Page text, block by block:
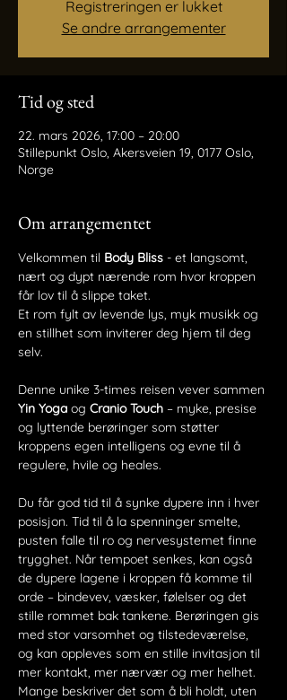
Registreringen er lukket
Se andre arrangementer
Tid og sted
22. mars 2026, 17:00 – 20:00
Stillepunkt Oslo, Akersveien 19, 0177 Oslo,
Norge
Om arrangementet
Velkommen til Body Bliss - et langsomt,
nært og dypt nærende rom hvor kroppen
får lov til å slippe taket.
Et rom fylt av levende lys, myk musikk og
en stillhet som inviterer deg hjem til deg
selv.
Denne unike 3-times reisen vever sammen
Yin Yoga og Cranio Touch – myke, presise
og lyttende berøringer som støtter
kroppens egen intelligens og evne til å
regulere, hvile og heales.
Du får god tid til å synke dypere inn i hver
posisjon. Tid til å la spenninger smelte,
pusten falle til ro og nervesystemet finne
trygghet. Når tempoet senkes, kan også
de dypere lagene i kroppen få komme til
orde – bindevev, væsker, følelser og det
stille rommet bak tankene. Berøringen gis
med stor varsomhet og tilstedeværelse,
og kan oppleves som en stille invitasjon til
mer kontakt, mer nærvær og mer helhet.
Mange beskriver det som å bli holdt, uten